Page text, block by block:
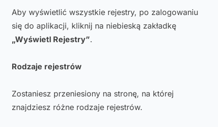
Aby wyświetlić wszystkie rejestry, po zalogowaniu
się do aplikacji, kliknij na niebieską zakładkę
„Wyświetl Rejestry”.
Rodzaje rejestrów
Zostaniesz przeniesiony na stronę, na której
znajdziesz różne rodzaje rejestrów.